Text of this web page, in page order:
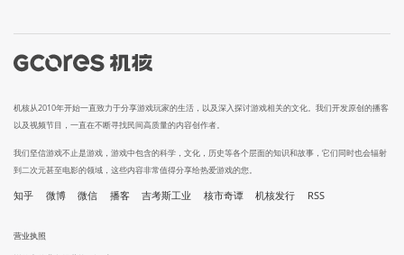
机核从2010年开始一直致力于分享游戏玩家的生活，以及深入探讨游戏相关的文化。我们开发原创的播客
以及视频节目，一直在不断寻找民间高质量的内容创作者。
我们坚信游戏不止是游戏，游戏中包含的科学，文化，历史等各个层面的知识和故事，它们同时也会辐射
到二次元甚至电影的领域，这些内容非常值得分享给热爱游戏的您。
知乎 微博 微信 播客 吉考斯工业 核市奇谭 机核发行 RSS
营业执照